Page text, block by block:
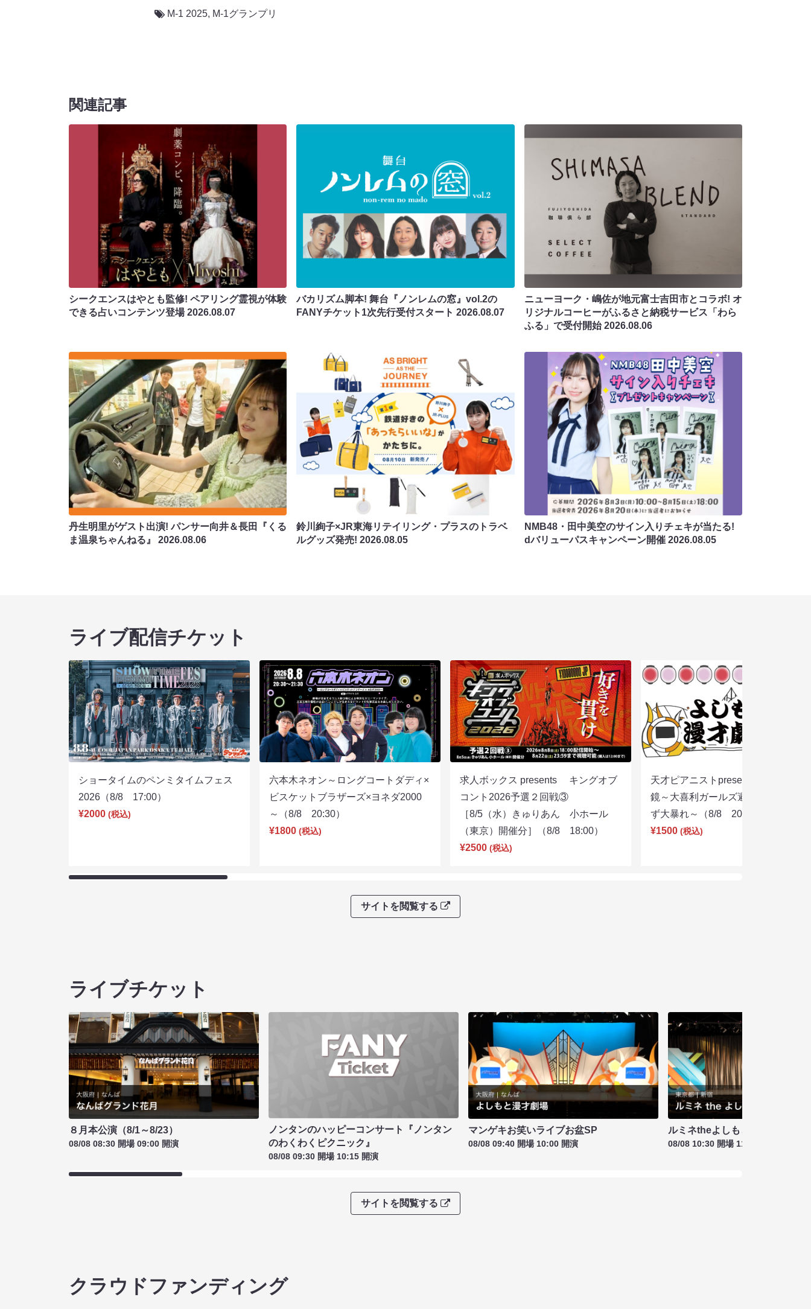
M-1 2025, M-1グランプリ
関連記事
シークエンスはやとも監修! ペアリング霊視が体験
できる占いコンテンツ登場2026.08.07
バカリズム脚本! 舞台『ノンレムの窓』vol.2の
FANYチケット1次先行受付スタート2026.08.07
ニューヨーク・嶋佐が地元富士吉田市とコラボ! オ
リジナルコーヒーがふるさと納税サービス「わら
ふる」で受付開始2026.08.06
丹生明里がゲスト出演! パンサー向井＆長田『くる
ま温泉ちゃんねる』 2026.08.06
鈴川絢子×JR東海リテイリング・プラスのトラベ
ルグッズ発売!2026.08.05
NMB48・田中美空のサイン入りチェキが当たる!
dバリューパスキャンペーン開催 2026.08.05
ライブ配信チケット
ショータイムのペンミタイムフェス
2026（8/8 17:00）
¥2000 (税込)
六本木ネオン～ロングコートダディ×
ビスケットブラザーズ×ヨネダ2000
～（8/8 20:30）
¥1800 (税込)
求人ボックス presents キングオブ
コント2026予選２回戦③
［8/5（水）きゅりあん 小ホール
（東京）開催分］（8/8 18:00）
¥2500 (税込)
天才ピアニストpresentsすっぴん眼
鏡～大喜利ガールズ避暑地を目指さ
ず大暴れ～（8/8 20:45）
¥1500 (税込)
サイトを閲覧する
ライブチケット
８月本公演（8/1～8/23）
08/08 08:30 開場 09:00 開演
ノンタンのハッピーコンサート『ノンタン
のわくわくピクニック』
08/08 09:30 開場 10:15 開演
マンゲキお笑いライブお盆SP
08/08 09:40 開場 10:00 開演
ルミネtheよしもと お盆特別興行
08/08 10:30 開場 11:00 開演
サイトを閲覧する
クラウドファンディング